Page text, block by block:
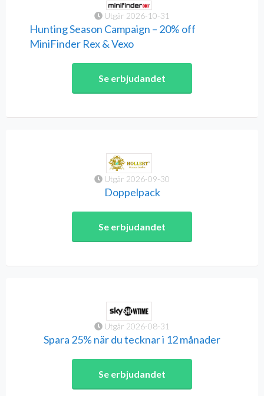
Utgår 2026-10-31
Hunting Season Campaign – 20% off
MiniFinder Rex & Vexo
Se erbjudandet
Utgår 2026-09-30
Doppelpack
Se erbjudandet
Utgår 2026-08-31
Spara 25% när du tecknar i 12 månader
Se erbjudandet